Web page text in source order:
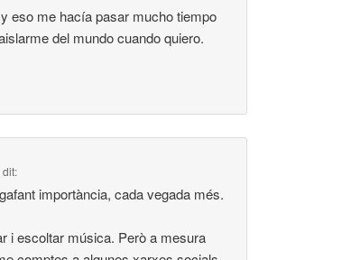
eso me hacía pasar mucho tiempo
del mundo cuando quiero.
dit:
importància, cada vegada més.
i escoltar música. Però a mesura